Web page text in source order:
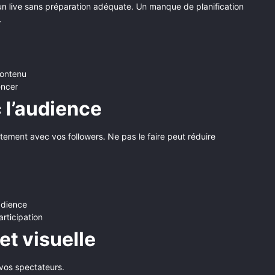
live sans préparation adéquate. Un manque de planification
avec vos followers. Ne pas le faire peut réduire
visuelle
spectateurs.